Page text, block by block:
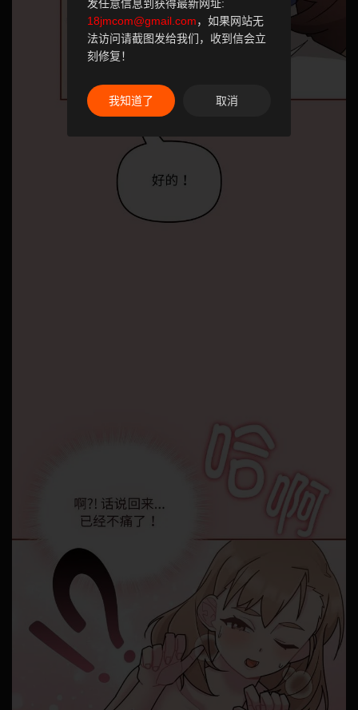
发任意信息到获得最新网址:
18jmcom@gmail.com，如果网站无
法访问请截图发给我们，收到信会立
刻修复！
我知道了 取消